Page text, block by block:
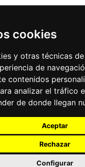
cookies
y otras técnicas
de
contenidos
analizar el tráfico
de donde llegan
Aceptar
Rechazar
Configurar